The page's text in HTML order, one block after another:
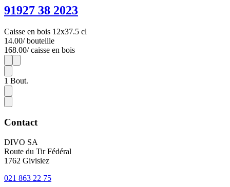
91927 38 2023
Caisse en bois 12x37.5 cl
14.00/ bouteille
168.00/ caisse en bois
1
1 Bout.
Contact
DIVO SA
Route du Tir Fédéral
1762 Givisiez
021 863 22 75